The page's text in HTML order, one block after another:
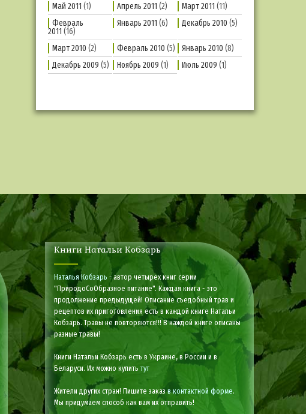
Май 2011 (1) Апрель 2011 (2) Март 2011 (11)
Февраль
2011 (16)
Январь 2011 (6) Декабрь 2010 (5)
Март 2010 (2) Февраль 2010 (5) Январь 2010 (8)
Декабрь 2009 (5) Ноябрь 2009 (1) Июль 2009 (1)
Книги Натальи Кобзарь
Наталья Кобзарь - автор четырех книг серии
"ПриродоСоОбразное питание". Каждая книга - это
продолжение предыдущей! Описание съедобный трав и
рецептов их приготовления есть в каждой книге Натальи
Кобзарь. Травы не повторяются!!! В каждой книге описаны
разные травы!
Книги Натальи Кобзарь есть в Украине, в России и в
Беларуси. Их можно купить тут
Жители других стран! Пишите заказв контактной форме.
Мы придумаем способ как вам их отправить!